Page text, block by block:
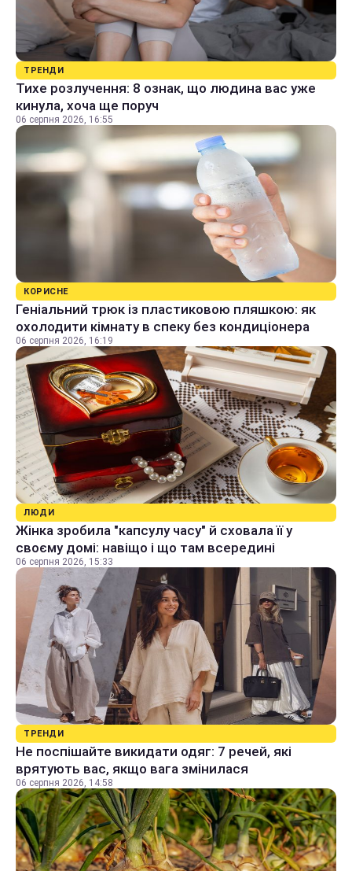
ТРЕНДИ
Тихе розлучення: 8 ознак, що людина вас уже
кинула, хоча ще поруч
06 серпня 2026, 16:55
КОРИСНЕ
Геніальний трюк із пластиковою пляшкою: як
охолодити кімнату в спеку без кондиціонера
06 серпня 2026, 16:19
ЛЮДИ
Жінка зробила "капсулу часу" й сховала її у
своєму домі: навіщо і що там всередині
06 серпня 2026, 15:33
ТРЕНДИ
Не поспішайте викидати одяг: 7 речей, які
врятують вас, якщо вага змінилася
06 серпня 2026, 14:58